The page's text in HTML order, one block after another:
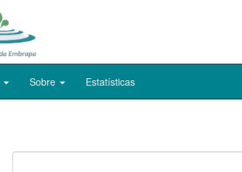
Sobre Estatísticas